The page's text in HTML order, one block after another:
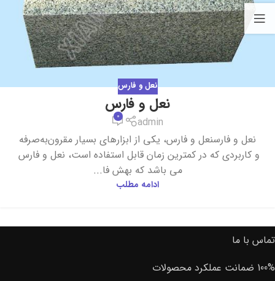
نعل و فارس
نعل و فارس
admin
0
نعل و فارسنعل و فارس، یکی از ابزارهای بسیار مقرون‌به‌صرفه
و کاربردی که در کمترین زمان قابل استفاده است، نعل و فارس
می باشد که بهش فا...
ادامه مطلب
تماس با ما
100% ضمانت عملکرد محصولات